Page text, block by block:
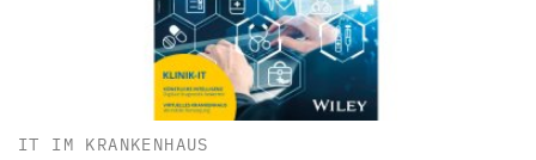
IT IM KRANKENHAUS